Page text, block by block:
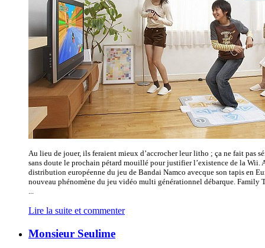
Au lieu de jouer, ils feraient mieux d’accrocher leur litho ; ça ne fait pas
sans doute le prochain pétard mouillé pour justifier l’existence de la Wii.
distribution européenne du jeu de Bandai Namco avecque son tapis en
nouveau phénomène du jeu vidéo multi générationnel débarque. Family
...
Lire la suite et commenter
Monsieur Seulime